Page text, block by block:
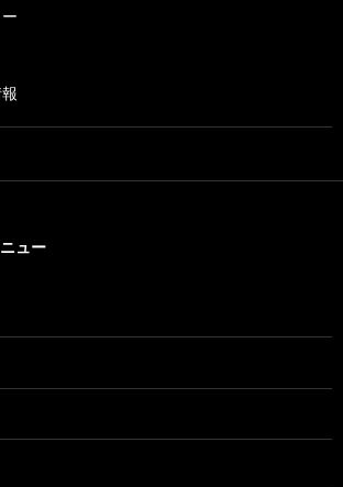
ュー